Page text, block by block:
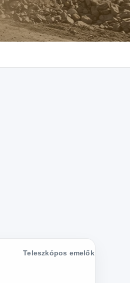
Teleszkópos emelők